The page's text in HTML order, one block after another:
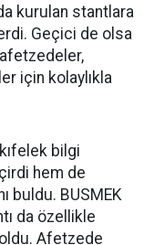
kurulan stantlara
Geçici de olsa
için kolaylıkla
bilgi
hem de
buldu. BUSMEK
da özellikle
Afetzede